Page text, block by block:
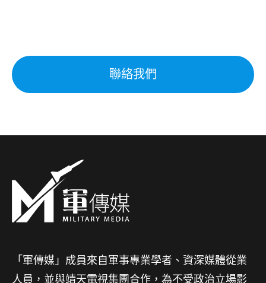
聯絡我們
「軍傳媒」成員來自軍事專業學者、資深媒體從業
人員，並與靖天電視集團合作，為不受政治立場影